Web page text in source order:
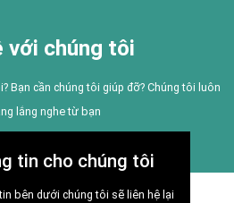
với chúng tôi
Bạn cần chúng tôi giúp đỡ? Chúng tôi luôn
lắng nghe từ bạn
tin cho chúng tôi
bên dưới chúng tôi sẽ liên hệ lại